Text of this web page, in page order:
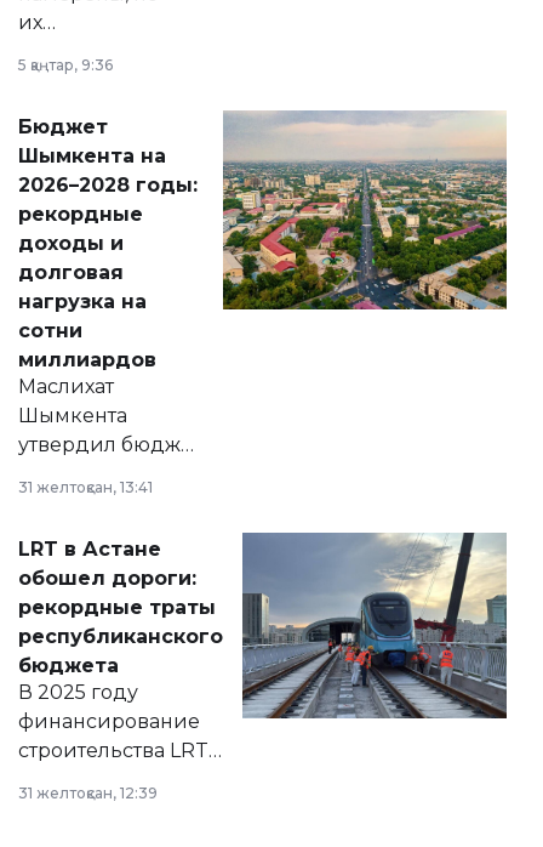
их
принести
народу
Венесуэлы.
5 қаңтар, 9:36
Бюджет
Шымкента на
2026–2028 годы:
рекордные
доходы и
долговая
нагрузка на
сотни
миллиардов
Маслихат
Шымкента
утвердил бюджет
2028 годы.
документ
появился в базе
нормативных
правовых актов и
на сайте маслихат
города.
31 желтоқсан, 13:41
LRT в Астане
обошел дороги:
рекордные траты
республиканского
бюджета
В 2025 году
финансирование
строительства LRT
республиканского
31 желтоқсан, 12:39